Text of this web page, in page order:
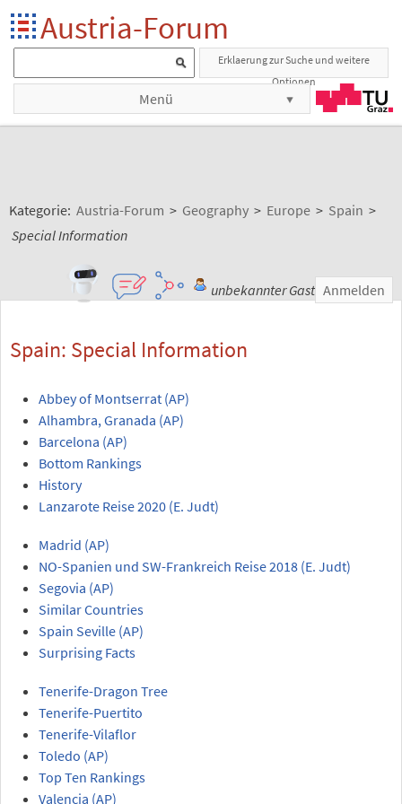
Austria-Forum
Erklaerung zur Suche und weitere
Optionen
Menü
Kategorie: Austria-Forum > Geography > Europe > Spain >
Special Information
unbekannter Gast Anmelden
Spain: Special Information
Abbey of Montserrat (AP)
Alhambra, Granada (AP)
Barcelona (AP)
Bottom Rankings
History
Lanzarote Reise 2020 (E. Judt)
Madrid (AP)
NO-Spanien und SW-Frankreich Reise 2018 (E. Judt)
Segovia (AP)
Similar Countries
Spain Seville (AP)
Surprising Facts
Tenerife-Dragon Tree
Tenerife-Puertito
Tenerife-Vilaflor
Toledo (AP)
Top Ten Rankings
Valencia (AP)